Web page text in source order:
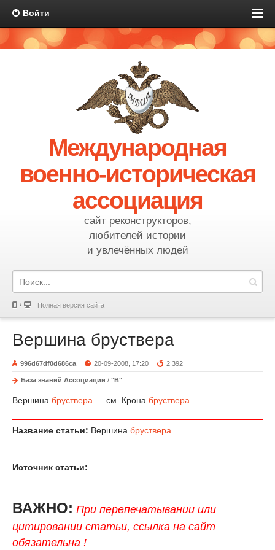
Войти
Международная
военно-историческая
ассоциация
сайт реконструкторов,
любителей истории
и увлечённых людей
Полная версия сайта
Вершина бруствера
996d67df0d686ca 20-09-2008, 17:20 2 392
База знаний Ассоциации / "В"
Вершина бруствера — см. Крона бруствера
Название статьи: Вершина бруствера
Источник статьи:
ВАЖНО: При перепечатывании или
цитировании статьи, ссылка на сайт
обязательна !